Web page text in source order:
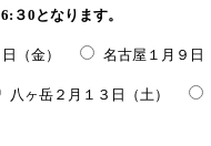
３0となります。
（金） 名古屋１月９日
八ヶ岳２月１３日（土）